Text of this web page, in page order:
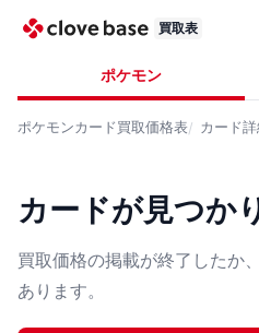
買取表
ポケモン
ポケモンカード買取価格表 カード
カードが見つか
買取価格の掲載が終了したか
あります。